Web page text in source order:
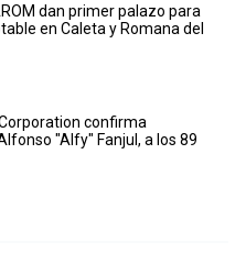
dan primer palazo para
en Caleta y Romana del
confirma
"Alfy" Fanjul, a los 89